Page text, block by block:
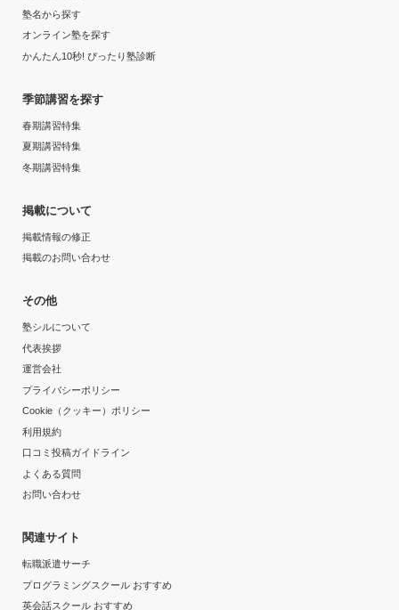
第一志望校：
第二志望校：
第三志望校：
1時間～2時間未満
月額料金
50,001円〜100,000円
目的の達成度
達成
目的の達成理由
塾のある日だけしか宿題のために勉強していないが、そ
の少しの積み重ねの成果がようやく反映されてきている
から
志望校と合格状況
第一志望校：
第三志望校：
塾名から探す
オンライン塾を探す
かんたん10秒! ぴったり塾診断
季節講習を探す
春期講習特集
夏期講習特集
冬期講習特集
掲載について
掲載情報の修正
掲載のお問い合わせ
その他
塾シルについて
代表挨拶
運営会社
プライバシーポリシー
Cookie（クッキー）ポリシー
利用規約
口コミ投稿ガイドライン
よくある質問
お問い合わせ
関連サイト
転職派遣サーチ
プログラミングスクール おすすめ
英会話スクール おすすめ